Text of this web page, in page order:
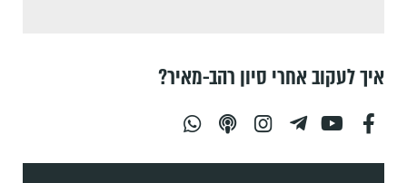
איך לעקוב אחרי סיון רהב-מאיר?